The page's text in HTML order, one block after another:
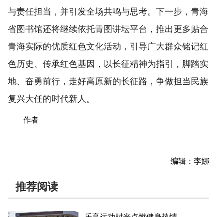
与责任担当，并引发全场共鸣与思考。下一步，青海
省图书馆还将继续依托青图讲坛平台，推出更多贴合
青海实际的优质红色文化活动，引导广大群众铭记红
色历史、传承红色基因，以长征精神为指引，脚踏实
地、奋勇前行，走好高原新的长征路，争做担当民族
复兴大任的时代新人。
作者
编辑：李娜
推荐阅读